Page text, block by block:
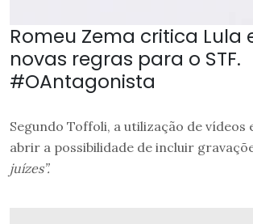
Romeu Zema critica Lula
novas regras para o STF.
#OAntagonista
Segundo Toffoli, a utilização de vídeos
abrir a possibilidade de incluir
juízes”.